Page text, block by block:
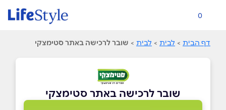
0
דף הבית > לבית > לבית > שובר לרכישה באתר סטימצקי
שובר לרכישה באתר סטימצקי